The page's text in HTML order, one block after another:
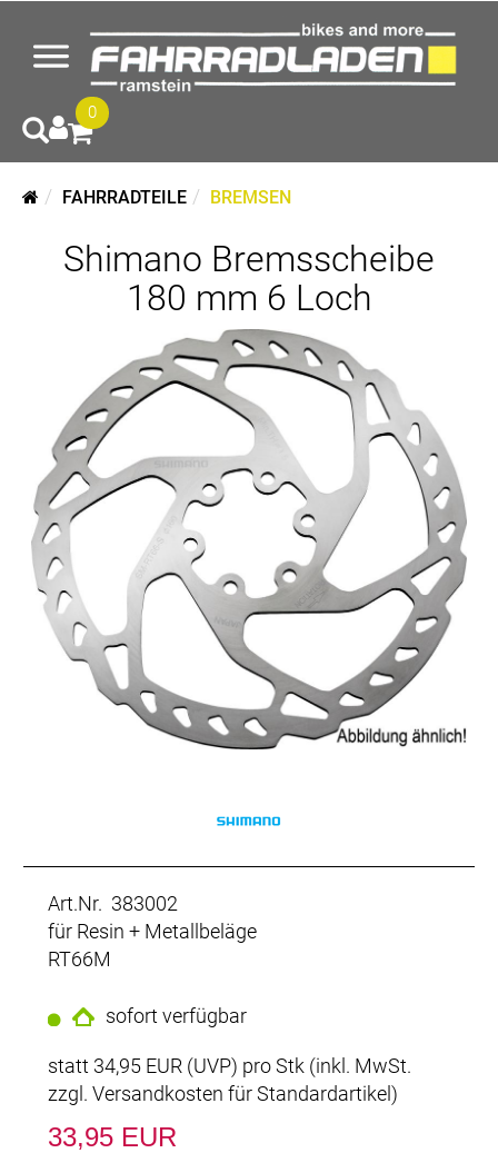
0
FAHRRADTEILE BREMSEN
Shimano Bremsscheibe
180 mm 6 Loch
Art.Nr. 383002
für Resin + Metallbeläge
RT66M
sofort verfügbar
statt 34,95 EUR (UVP) pro Stk (inkl. MwSt.
zzgl. Versandkosten für Standardartikel)
33,95 EUR